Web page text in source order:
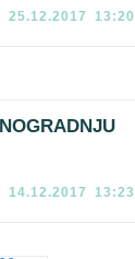
25.12.2017 13:20
14.12.2017 13:23